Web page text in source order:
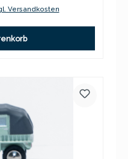
Versandkosten